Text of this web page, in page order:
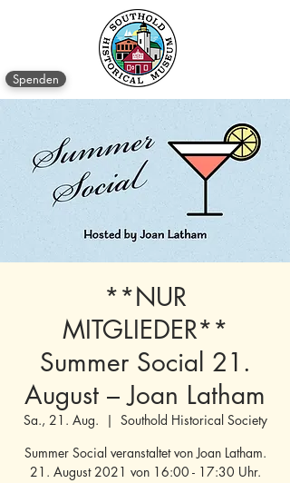
Spenden
**NUR
MITGLIEDER**
Summer Social 21.
August – Joan Latham
Sa., 21. Aug.
  |
Southold Historical Society
Summer Social veranstaltet von Joan Latham.
21. August 2021 von 16:00 - 17:30 Uhr.